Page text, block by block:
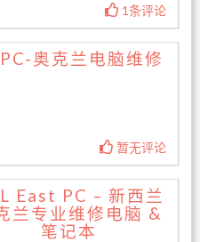
1条评论
奥克兰电脑维修
暂无评论
East PC – 新西兰
兰专业维修电脑 &
笔记本